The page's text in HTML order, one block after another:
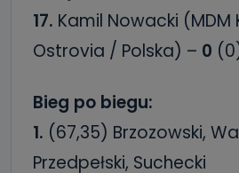
17. Kamil Nowacki (MDM
Ostrovia / Polska) – 0
Bieg po biegu:
1. (67,35) Brzozowski,
Przedpełski, Suchecki